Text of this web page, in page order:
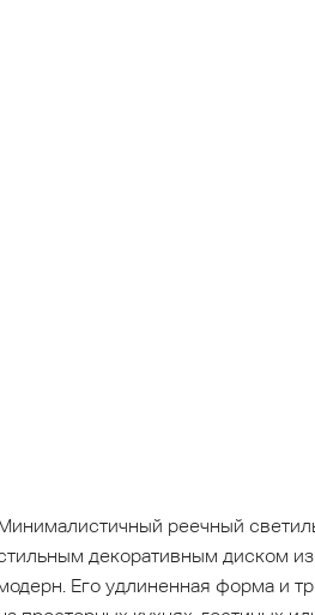
реечный
декоративным диском
Его удлиненная форма и